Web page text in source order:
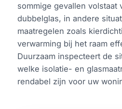
sommige gevallen volstaat
dubbelglas, in andere
maatregelen zoals
verwarming bij het raam
Duurzaam inspecteert de
welke isolatie- en
rendabel zijn voor uw